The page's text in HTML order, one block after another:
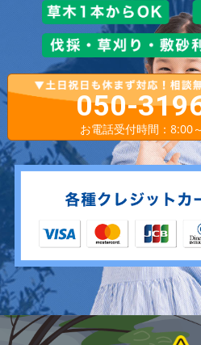
050-
お電話受付時間：8:00